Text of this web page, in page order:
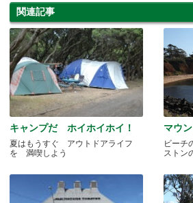
関連記事
キャンプだ ホイホイホイ！
夏はもうすぐ アウトドアライフ
を 満喫しよう
マウ
ビーチ
ストン